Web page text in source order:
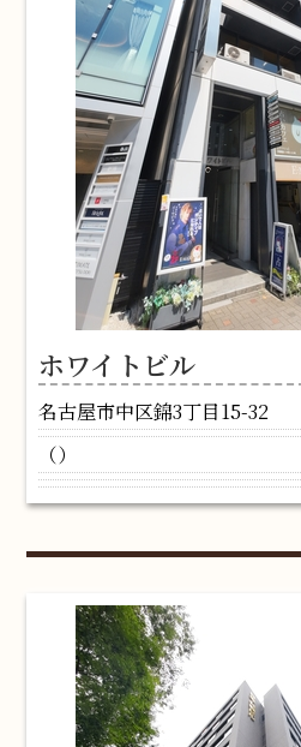
ホワイトビル
名古屋市中区錦3丁目15-32
（）